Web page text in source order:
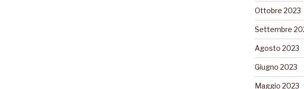
Ottobre 2023
Settembre
Agosto 2023
Giugno 2023
Maggio 2023